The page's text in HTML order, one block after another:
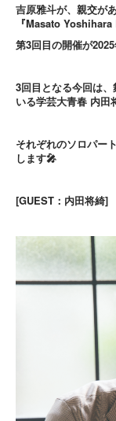
吉原雅斗が、親交が
『Masato
第3回目の開催が
3回目となる今回は
いる学芸大青春 内田
それぞれのソロパー
します🎤
[GUEST：内田将綺]